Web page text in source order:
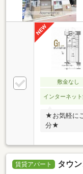
敷金なし
インターネッ
★お気軽に
分★
賃貸アパート タウ